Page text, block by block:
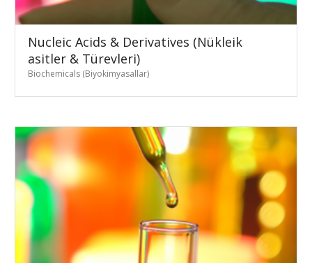
Nucleic Acids & Derivatives (Nükleik
asitler & Türevleri)
Biochemicals (Biyokimyasallar)